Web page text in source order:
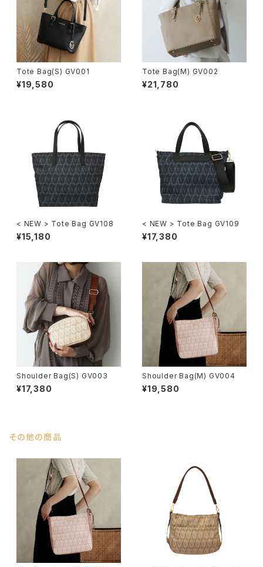
Tote Bag(S) GV001
¥19,580
Tote Bag(M) GV002
¥21,780
< NEW > Tote Bag GV108
¥15,180
< NEW > Tote Bag GV109
¥17,380
Shoulder Bag(S) GV003
¥17,380
Shoulder Bag(M) GV004
¥19,580
その他の商品